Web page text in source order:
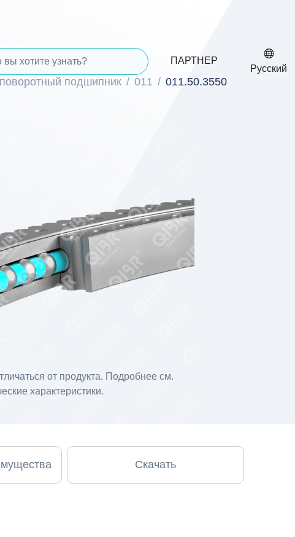
ПАРТНЕР
Русский
подшипник 011 011.50.3550
от продукта. Подробнее см.
характеристики.
Скачать